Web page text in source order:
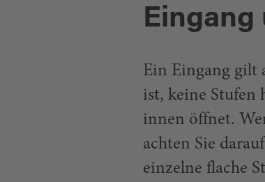
Eingang
Ein Eingang gilt
ist, keine Stufen
innen öffnet.
achten Sie
einzelne flache